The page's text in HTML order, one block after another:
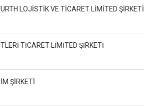
LOJİSTİK VE TİCARET LİMİTED ŞİRKETİ
TİCARET LİMİTED ŞİRKETİ
ŞİRKETİ